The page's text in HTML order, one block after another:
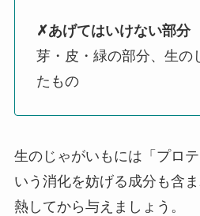
✗あげてはいけない部分
芽・皮・緑の部分、生の
たもの
生のじゃがいもには「プロ
いう消化を妨げる成分も含
熱してから与えましょう。